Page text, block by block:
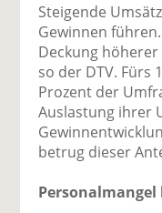
Steigende
Gewinnen
Deckung
so der DTV. Fürs
Prozent der
Auslastung ihrer
betrug dieser